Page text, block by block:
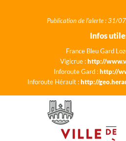
Publication de l'alerte : 31/
Infos
France Bleu Gard
Vigicrue :http://
Inforoute Gard :http://
Inforoute Hérault :http://